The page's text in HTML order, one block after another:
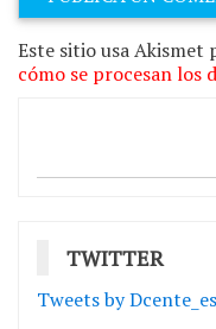
Este sitio usa Akismet
cómo se procesan los
TWITTER
Tweets by Dcente_es